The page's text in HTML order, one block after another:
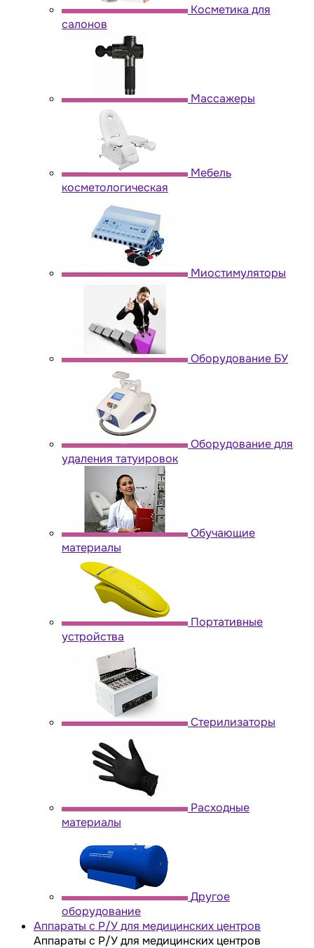
Косметика для
салонов
Массажеры
Мебель
косметологическая
Миостимуляторы
Оборудование БУ
Оборудование для
удаления татуировок
Обучающие
материалы
Портативные
устройства
Стерилизаторы
Расходные
материалы
Другое
оборудование
Аппараты с Р/У для медицинских центров
Аппараты с Р/У для медицинских центров